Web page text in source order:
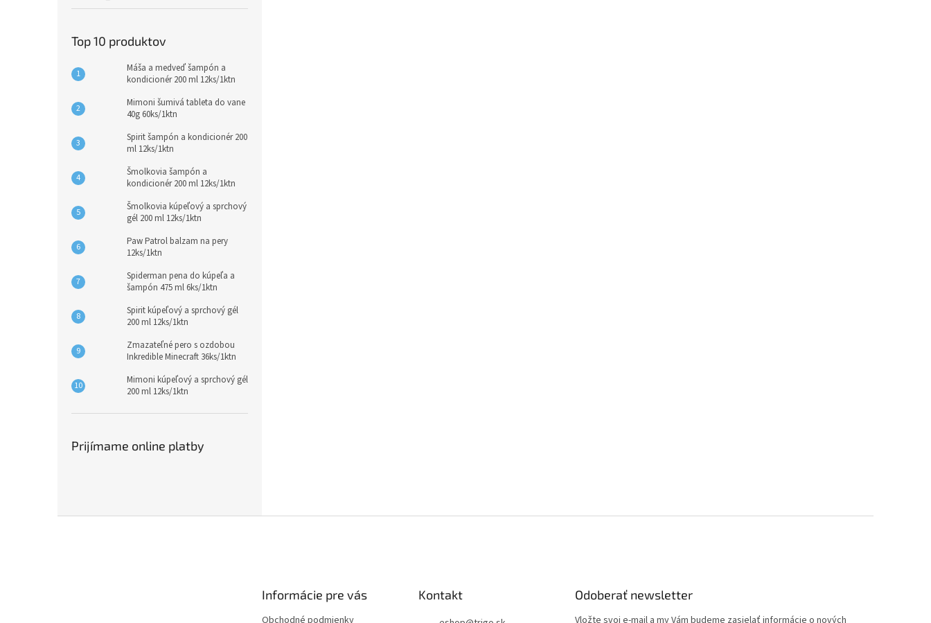
Top 10 produktov
Máša a medveď šampón a
kondicionér 200 ml 12ks/1ktn
Mimoni šumivá tableta do vane
40g 60ks/1ktn
Spirit šampón a kondicionér 200
ml 12ks/1ktn
Šmolkovia šampón a
kondicionér 200 ml 12ks/1ktn
Šmolkovia kúpeľový a sprchový
gél 200 ml 12ks/1ktn
Paw Patrol balzam na pery
12ks/1ktn
Spiderman pena do kúpeľa a
šampón 475 ml 6ks/1ktn
Spirit kúpeľový a sprchový gél
200 ml 12ks/1ktn
Zmazateľné pero s ozdobou
Inkredible Minecraft 36ks/1ktn
Mimoni kúpeľový a sprchový gél
200 ml 12ks/1ktn
Prijímame online platby
Informácie pre vás
Obchodné podmienky
Kontakt Odoberať newsletter
Vložte svoj e-mail a my Vám budeme zasielať informácie o nových